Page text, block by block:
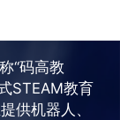
“码高教
STEAM教育
供机器人、